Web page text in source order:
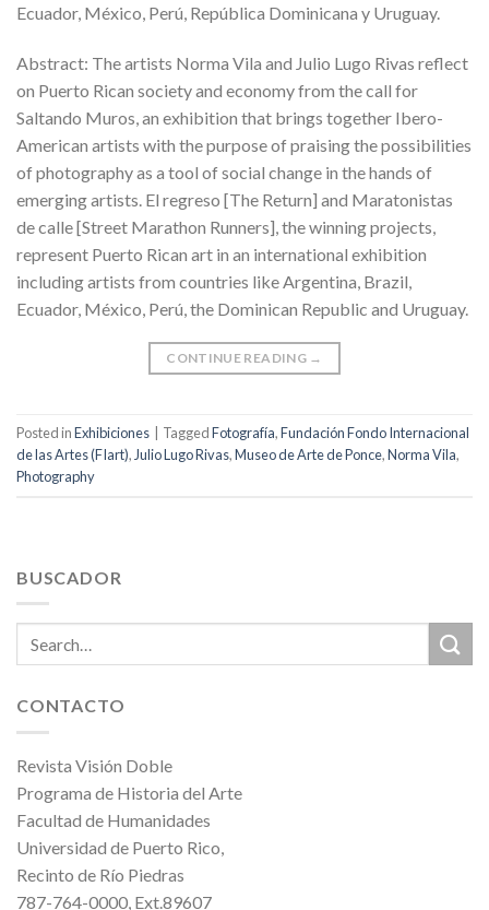
Ecuador, México, Perú, República Dominicana y Uruguay.
Abstract: The artists Norma Vila and Julio Lugo Rivas reflect
on Puerto Rican society and economy from the call for
Saltando Muros, an exhibition that brings together Ibero-
American artists with the purpose of praising the possibilities
of photography as a tool of social change in the hands of
emerging artists. El regreso [The Return] and Maratonistas
de calle [Street Marathon Runners], the winning projects,
represent Puerto Rican art in an international exhibition
including artists from countries like Argentina, Brazil,
Ecuador, México, Perú, the Dominican Republic and Uruguay.
CONTINUE READING →
Posted inExhibiciones TaggedFotografía,Fundación Fondo Internacional
de las Artes (FIart), Julio Lugo Rivas,Museo de Arte de Ponce,Norma Vila,
Photography
BUSCADOR
CONTACTO
Revista Visión Doble
Programa de Historia del Arte
Facultad de Humanidades
Universidad de Puerto Rico,
Recinto de Río Piedras
787-764-0000, Ext.89607